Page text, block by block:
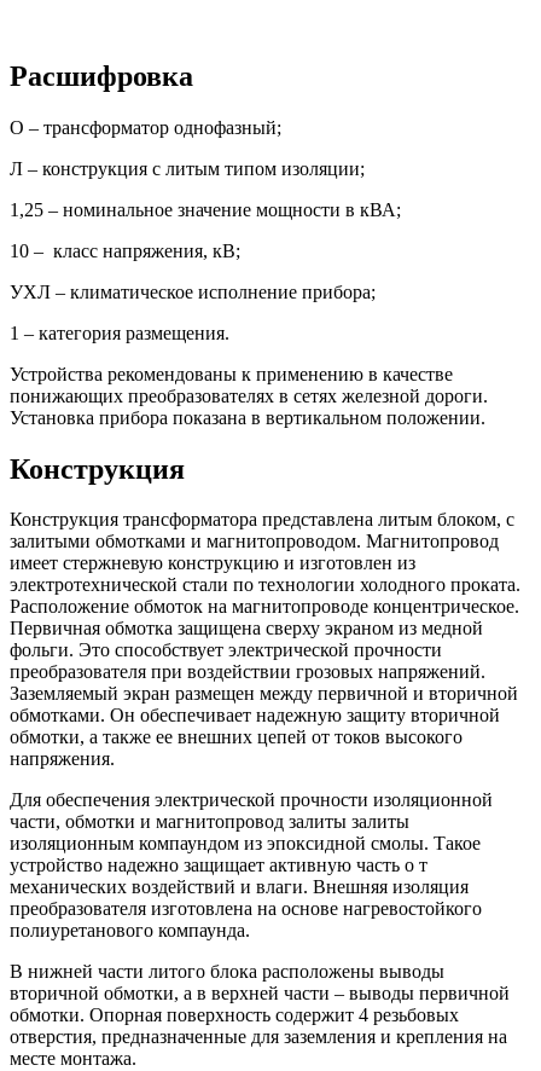
Расшифровка
О – трансформатор однофазный;
Л – конструкция с литым типом изоляции;
1,25 – номинальное значение мощности в кВА;
10 – класс напряжения, кВ;
УХЛ – климатическое исполнение прибора;
1 – категория размещения.
Устройства рекомендованы к применению в качестве
понижающих преобразователях в сетях железной дороги.
Установка прибора показана в вертикальном положении.
Конструкция
Конструкция трансформатора представлена литым блоком, с
залитыми обмотками и магнитопроводом. Магнитопровод
имеет стержневую конструкцию и изготовлен из
электротехнической стали по технологии холодного проката.
Расположение обмоток на магнитопроводе концентрическое.
Первичная обмотка защищена сверху экраном из медной
фольги. Это способствует электрической прочности
преобразователя при воздействии грозовых напряжений.
Заземляемый экран размещен между первичной и вторичной
обмотками. Он обеспечивает надежную защиту вторичной
обмотки, а также ее внешних цепей от токов высокого
напряжения.
Для обеспечения электрической прочности изоляционной
части, обмотки и магнитопровод залиты залиты
изоляционным компаундом из эпоксидной смолы. Такое
устройство надежно защищает активную часть о т
механических воздействий и влаги. Внешняя изоляция
преобразователя изготовлена на основе нагревостойкого
полиуретанового компаунда.
В нижней части литого блока расположены выводы
вторичной обмотки, а в верхней части – выводы первичной
обмотки. Опорная поверхность содержит 4 резьбовых
отверстия, предназначенные для заземления и крепления на
месте монтажа.